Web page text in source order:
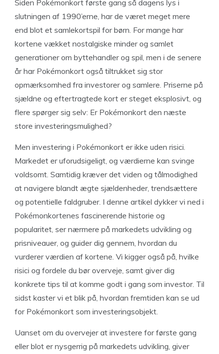
Siden Pokémonkort første gang så dagens lys i
slutningen af 1990’erne, har de været meget mere
end blot et samlekortspil for børn. For mange har
kortene vækket nostalgiske minder og samlet
generationer om byttehandler og spil, men i de senere
år har Pokémonkort også tiltrukket sig stor
opmærksomhed fra investorer og samlere. Priserne på
sjældne og eftertragtede kort er steget eksplosivt, og
flere spørger sig selv: Er Pokémonkort den næste
store investeringsmulighed?
Men investering i Pokémonkort er ikke uden risici.
Markedet er uforudsigeligt, og værdierne kan svinge
voldsomt. Samtidig kræver det viden og tålmodighed
at navigere blandt ægte sjældenheder, trendsættere
og potentielle faldgruber. I denne artikel dykker vi ned i
Pokémonkortenes fascinerende historie og
popularitet, ser nærmere på markedets udvikling og
prisniveauer, og guider dig gennem, hvordan du
vurderer værdien af kortene. Vi kigger også på, hvilke
risici og fordele du bør overveje, samt giver dig
konkrete tips til at komme godt i gang som investor. Til
sidst kaster vi et blik på, hvordan fremtiden kan se ud
for Pokémonkort som investeringsobjekt.
Uanset om du overvejer at investere for første gang
eller blot er nysgerrig på markedets udvikling, giver